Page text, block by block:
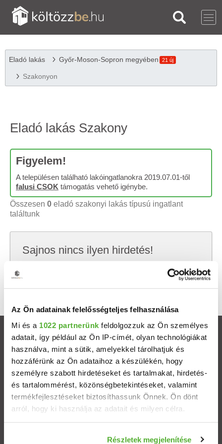
Az Ön adatainak felelősségteljes felhasználása
Mi és a 1022 partnerünk feldolgozzuk az Ön személyes
adatait, így például az Ön IP-címét, olyan technológiákat
használva, mint a sütik, amelyekkel tárolhatjuk és
hozzáférünk az Ön adataihoz a készülékén, hogy
személyre szabott hirdetéseket és tartalmakat, hirdetés-
és tartalommérést, közönségbetekintéseket, valamint
termékfejlesztéseket biztosíthassunk Önnek. Ön dönt
arról, hogy ki használja az adatait és milyen célra.
Részletek megjelenítése
Eladó lakás Győr-Moson-Sopron megyében 21 új
Szakonyon
Eladó lakás Szakony
Figyelem!
A településen található lakóingatlanokra 2019.07.01-től
falusi CSOK támogatás vehető igénybe.
Összesen 0 eladó szakonyi lakás típusú ingatlant
találtunk
Sajnos nincs ilyen hirdetés!
Próbálj meg kevesebb szempont szerint
keresni, hátha akkor megtalálod, amit keresel.
Ingatlanok
Eladó házak
Eladó lakások